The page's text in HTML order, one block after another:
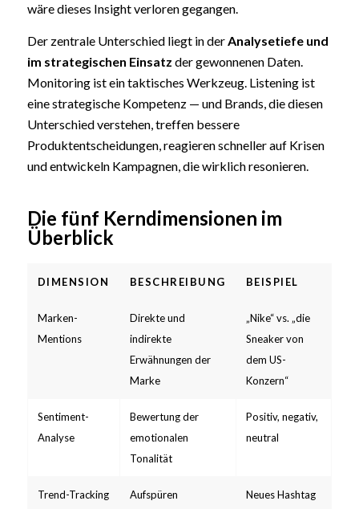
wäre dieses Insight verloren gegangen.
Der zentrale Unterschied liegt in derAnalysetiefe und
im strategischen Einsatz der gewonnenen Daten.
Monitoring ist ein taktisches Werkzeug. Listening ist
eine strategische Kompetenz — und Brands, die diesen
Unterschied verstehen, treffen bessere
Produktentscheidungen, reagieren schneller auf Krisen
und entwickeln Kampagnen, die wirklich resonieren.
Die fünf Kerndimensionen im
Überblick
DIMENSION BESCHREIBUNG BEISPIEL
Marken-
Mentions
Direkte und
indirekte
Erwähnungen der
Marke
„Nike“ vs. „die
Sneaker von
dem US-
Konzern“
Sentiment-
Analyse
Bewertung der
emotionalen
Tonalität
Positiv, negativ,
neutral
Trend-Tracking
Aufspüren
Neues Hashtag